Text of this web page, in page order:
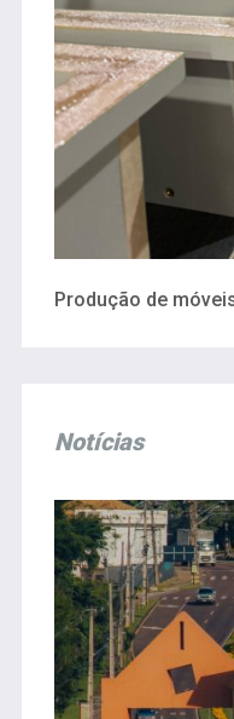
Produção de
Notícias